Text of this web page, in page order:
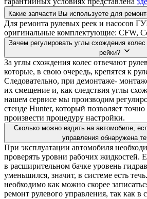
Какие запчасти Вы используете для
Для ремонта рулевых реек и насосов
оригинальные комплектующие: CFW,
Зачем регулировать углы схождения
рейки?
За углы схождения колес отвечают
которые, в свою очередь, крепятся к
Следовательно, при демонтаже-
их смещение и, как следствия углы
нашем сервисе мы производим
стенде Hunter, который позволяет
произвести процедуру настройки.
Сколько можно ездить на автомобиле,
управления обнаружена
При эксплуатации автомобиля
проверять уровни рабочих жидкостей.
в расширительном бачке уровень
уменьшился, значит, в системе есть
необходимо как можно скорее
ремонт рулевого управления, так как в